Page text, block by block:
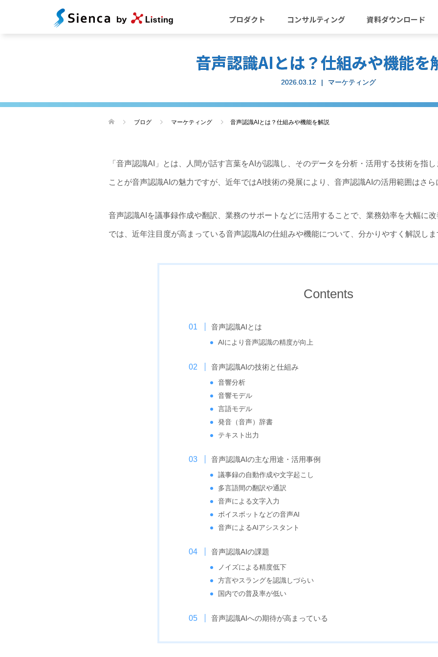
プロダクト コンサルティング 資料ダウンロード
音声認識AIとは？仕組みや機能を
2026.03.12 マーケティング
ブログ マーケティング 音声認識AIとは？仕組みや機能を解説
「音声認識AI」とは、人間が話す言葉をAIが認識し、そのデータを分析・活用する技術を指
ことが音声認識AIの魅力ですが、近年ではAI技術の発展により、音声認識AIの活用範囲はさら
音声認識AIを議事録作成や翻訳、業務のサポートなどに活用することで、業務効率を大幅に
では、近年注目度が高まっている音声認識AIの仕組みや機能について、分かりやすく解説しま
Contents
音声認識AIとは
AIにより音声認識の精度が向上
音声認識AIの技術と仕組み
音響分析
音響モデル
言語モデル
発音（音声）辞書
テキスト出力
音声認識AIの主な用途・活用事例
議事録の自動作成や文字起こし
多言語間の翻訳や通訳
音声による文字入力
ボイスボットなどの音声AI
音声によるAIアシスタント
音声認識AIの課題
ノイズによる精度低下
方言やスラングを認識しづらい
国内での普及率が低い
音声認識AIへの期待が高まっている